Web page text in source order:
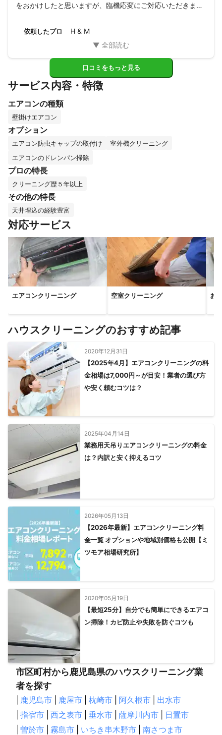
をおかけしたと思いますが、臨機応変にご対応いただきまし
依頼したプロ H & M
口コミをもっと見る
サービス内容・特徴
エアコンの種類
壁掛けエアコン
オプション
エアコン防虫キャップの取付け
室外機クリーニング
エアコンのドレンパン掃除
プロの特長
クリーニング歴５年以上
その他の特長
天井埋込の経験豊富
対応サービス
エアコンクリーニング 空室クリーニング お
ハウスクリーニングのおすすめ記事
2020年12月31日
【2025年4月】エアコンクリーニングの料
金相場は7,000円～が目安！業者の選び方
や安く頼むコツは？
2025年04月14日
業務用天吊りエアコンクリーニングの料金
は？内訳と安く抑えるコツ
2026年05月13日
【2026年最新】エアコンクリーニング料
金一覧 オプションや地域別価格も公開【ミ
ツモア相場研究所】
2020年05月19日
【最短25分】自分でも簡単にできるエアコ
ン掃除！カビ防止や失敗を防ぐコツも
市区町村から鹿児島県のハウスクリーニング業
者を探す
鹿児島市 鹿屋市 枕崎市 阿久根市
出水市
指宿市 西之表市 垂水市 薩摩川内市
日置市
曽於市 霧島市 いちき串木野市
南さつま市